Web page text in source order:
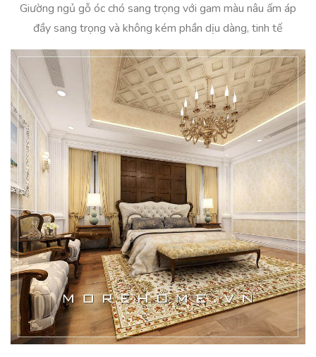
Giường ngủ gỗ óc chó sang trọng với gam màu nâu ấm áp
đầy sang trọng và không kém phần dịu dàng, tinh tế